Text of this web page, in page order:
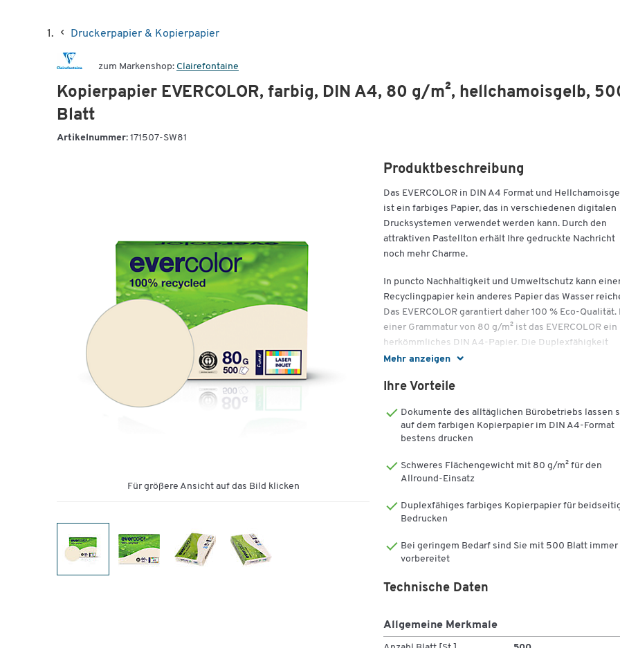
Druckerpapier & Kopierpapier
zum Markenshop: Clairefontaine
Kopierpapier EVERCOLOR, farbig, DIN A4, 80 g/m², hellchamoisgelb,
Blatt
Artikelnummer: 171507-SW81
Für größere Ansicht auf das Bild klicken
Mehr anzeigen
Produktbeschreibung
Das EVERCOLOR in DIN A4 Format und
ist ein farbiges Papier, das in verschiedenen digitalen
Drucksystemen verwendet werden kann. Durch den
attraktiven Pastellton erhält Ihre gedruckte Nachricht
noch mehr Charme.
In puncto Nachhaltigkeit und Umweltschutz kann
Recyclingpapier kein anderes Papier das Wasser
Das EVERCOLOR garantiert daher 100 % Eco-Qualität.
einer Grammatur von 80 g/m² ist das EVERCOLOR ein
herkömmliches DIN A4-Papier. Die Duplexfähigkeit
erlaubt problemloses, beidseitiges Bedrucken.
Farbiges Druckerpapier verleiht Ihrem Anliegen einen
Pastellton zum Beispiel für eine geschäftliche
Werbebotschaft. Im Zusammenspiel mit dunkel
sodass die Botschaften sehr gut lesbar bleiben.
überdurchschnittliches Volumen verleihen dem Papier
eine ordentliche Steifigkeit sowie Biegefestigkeit.
von Vorteil für eine besonders gute Planlage und
reibungslose Durchlauffähigkeit in allen gängigen
Druckern. Dadurch bewältigen Sie auch hohe
Druckaufkommen im arbeitsreichen Büroalltag ohne
Betriebe, Kanzleien oder Behörden kennen Sie: Die
Ihre Vorteile
Dokumente des alltäglichen Bürobetriebs lassen
auf dem farbigen Kopierpapier im DIN A4-Format
bestens drucken
Schweres Flächengewicht mit 80 g/m² für den
Allround-Einsatz
Duplexfähiges farbiges Kopierpapier für
Bedrucken
Bei geringem Bedarf sind Sie mit 500 Blatt immer
vorbereitet
Technische Daten
Allgemeine Merkmale